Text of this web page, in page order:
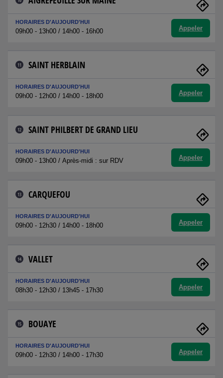
HORAIRES D'AUJOURD'HUI
09h00 - 13h00 / 14h00 - 16h00 Appeler
11 SAINT HERBLAIN
HORAIRES D'AUJOURD'HUI
09h00 - 12h00 / 14h00 - 18h00 Appeler
12 SAINT PHILBERT DE GRAND LIEU
HORAIRES D'AUJOURD'HUI
09h00 - 13h00 / Après-midi : sur RDV Appeler
13 CARQUEFOU
HORAIRES D'AUJOURD'HUI
09h00 - 12h30 / 14h00 - 18h00 Appeler
14 VALLET
HORAIRES D'AUJOURD'HUI
08h30 - 12h30 / 13h45 - 17h30 Appeler
15 BOUAYE
HORAIRES D'AUJOURD'HUI
09h00 - 12h30 / 14h00 - 17h30 Appeler